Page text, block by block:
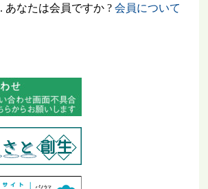
. あなたは会員ですか ?会員について